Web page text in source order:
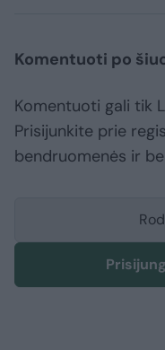
Komentuoti po
Komentuoti gali tik
Prisijunkite prie
bendruomenės ir